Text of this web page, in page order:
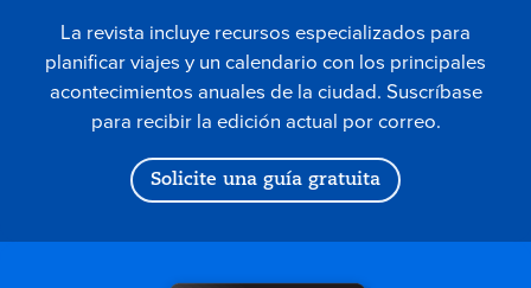
La revista incluye recursos especializados para
planificar viajes y un calendario con los principales
acontecimientos anuales de la ciudad. Suscríbase
para recibir la edición actual por correo.
Solicite una guía gratuita